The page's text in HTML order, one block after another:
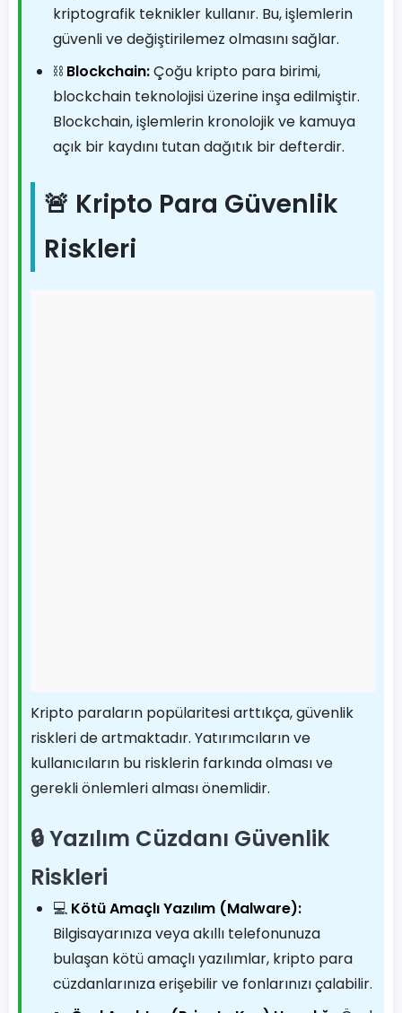
kriptografik teknikler kullanır. Bu, işlemlerin
güvenli ve değiştirilemez olmasını sağlar.
⛓️ Blockchain:Çoğu kripto para birimi,
blockchain teknolojisi üzerine inşa edilmiştir.
Blockchain, işlemlerin kronolojik ve kamuya
açık bir kaydını tutan dağıtık bir defterdir.
🚨 Kripto Para Güvenlik
Riskleri
Kripto paraların popülaritesi arttıkça, güvenlik
riskleri de artmaktadır. Yatırımcıların ve
kullanıcıların bu risklerin farkında olması ve
gerekli önlemleri alması önemlidir.
🔒 Yazılım Cüzdanı Güvenlik
Riskleri
💻 Kötü Amaçlı Yazılım (Malware):
Bilgisayarınıza veya akıllı telefonunuza
bulaşan kötü amaçlı yazılımlar, kripto para
cüzdanlarınıza erişebilir ve fonlarınızı çalabilir.